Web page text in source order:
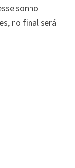
sonho
no final será